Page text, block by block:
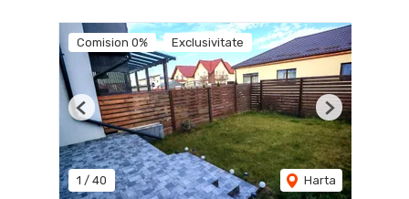
Comision 0% Exclusivitate
1 / 40 Harta
Previous Next